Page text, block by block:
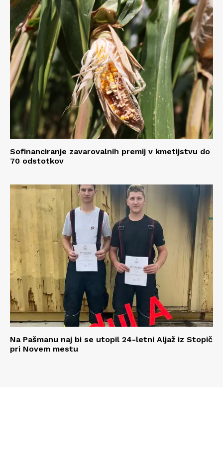
Sofinanciranje zavarovalnih premij v kmetijstvu do
70 odstotkov
Na Pašmanu naj bi se utopil 24-letni Aljaž iz Stopič
pri Novem mestu